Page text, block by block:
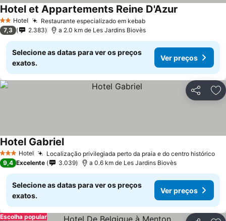
2 Estrelas
Hotel Restaurante especializado em kebab
Hotel et Appartements Reine D'Azur
7,3 2.383 a 2.0 km de Les Jardins Biovès
Selecione as datas para ver os preços
exatos.
Ver preços
Partilhar
3 EstrelasHotel Localização privilegiada perto da praia e do centro histórico
Hotel Gabriel
9,4 Excelente 3.039 a 0.6 km de Les Jardins Biovès
Selecione as datas para ver os preços
exatos.
Ver preços
Escolha popular